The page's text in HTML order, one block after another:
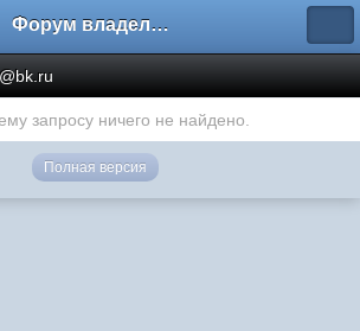
Форум владельцев интернет-магазинов
запросу ничего не найдено.
Полная версия